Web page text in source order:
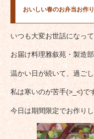
おいしい春のお弁当お作
いつも大変お世話になっ
お届け料理雅叙苑・製造
温かい日が続いて、過ご
私は寒いのが苦手(>_<)で
今日は期間限定でお作り